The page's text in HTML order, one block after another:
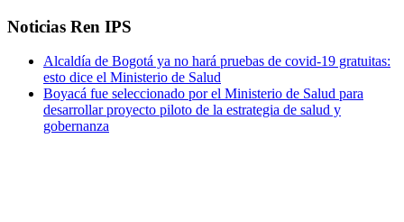
Noticias Ren IPS
Alcaldía de Bogotá ya no hará pruebas de covid-19 gratuitas:
esto dice el Ministerio de Salud
Boyacá fue seleccionado por el Ministerio de Salud para
desarrollar proyecto piloto de la estrategia de salud y
gobernanza